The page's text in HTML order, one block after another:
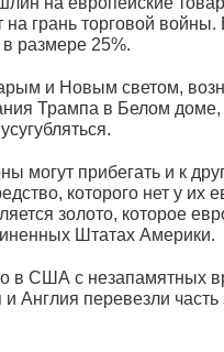
грань торговой
размере 25%.
и Новым светом,
Трампа в Белом
могут прибегать и к
которого нет у их
золото, которое
Штатах Америки.
в США с незапамятных
Англия перевезли часть